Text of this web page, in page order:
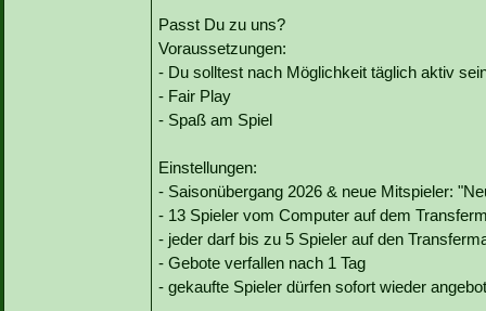
Passt Du zu uns?
Voraussetzungen:
- Du solltest nach Möglichkeit täglich aktiv
- Fair Play
- Spaß am Spiel
Einstellungen:
- Saisonübergang 2026 & neue Mitspieler:
- 13 Spieler vom Computer auf dem
- jeder darf bis zu 5 Spieler auf den
- Gebote verfallen nach 1 Tag
- gekaufte Spieler dürfen sofort wieder